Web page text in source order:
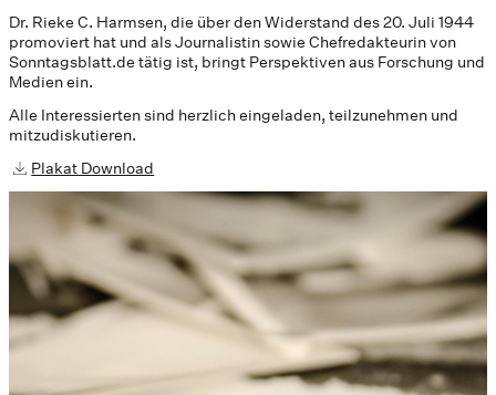
Dr. Rieke C. Harmsen, die über den Widerstand des 20. Juli 1944
promoviert hat und als Journalistin sowie Chefredakteurin von
Sonntagsblatt.de tätig ist, bringt Perspektiven aus Forschung und
Medien ein.
Alle Interessierten sind herzlich eingeladen, teilzunehmen und
mitzudiskutieren.
Plakat Download